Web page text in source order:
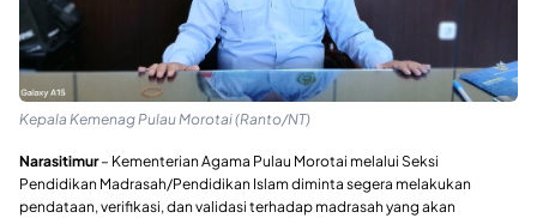
Kepala Kemenag Pulau Morotai (Ranto/NT)
Narasitimur– Kementerian Agama Pulau Morotai melalui Seksi
Pendidikan Madrasah/Pendidikan Islam diminta segera melakukan
pendataan, verifikasi, dan validasi terhadap madrasah yang akan